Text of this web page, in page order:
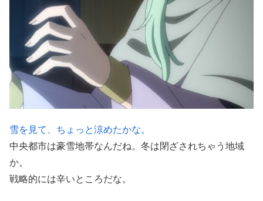
雪を見て、ちょっと涼めたかな。
中央都市は豪雪地帯なんだね。冬は閉ざされちゃう地域
か。
戦略的には辛いところだな。